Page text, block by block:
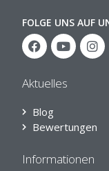
FOLGE UNS AUF
Aktuelles
Blog
Bewertungen
Informationen